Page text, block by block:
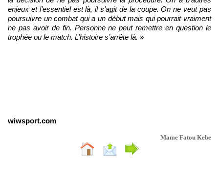
enjeux et l’essentiel est là, il s’agit de la coupe. On ne veut pas
poursuivre un combat qui a un début mais qui pourrait vraiment
ne pas avoir de fin. Personne ne peut remettre en question le
trophée ou le match. L’histoire s’arrête là. »
wiwsport.com
Mame Fatou Kebe